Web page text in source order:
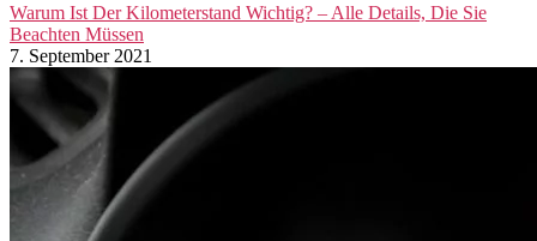
Warum Ist Der Kilometerstand Wichtig? – Alle Details, Die Sie
Beachten Müssen
7. September 2021